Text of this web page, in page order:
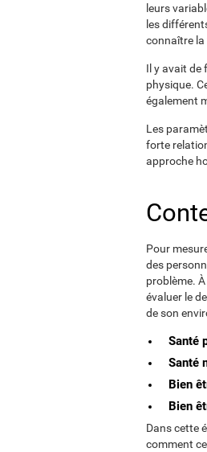
leurs
les
connaître la
Il y avait de
physique.
également
Les
forte
approche
Pour
des
problème.
évaluer le
de son
Santé
Santé
Bien
Bien
Dans cette
comment